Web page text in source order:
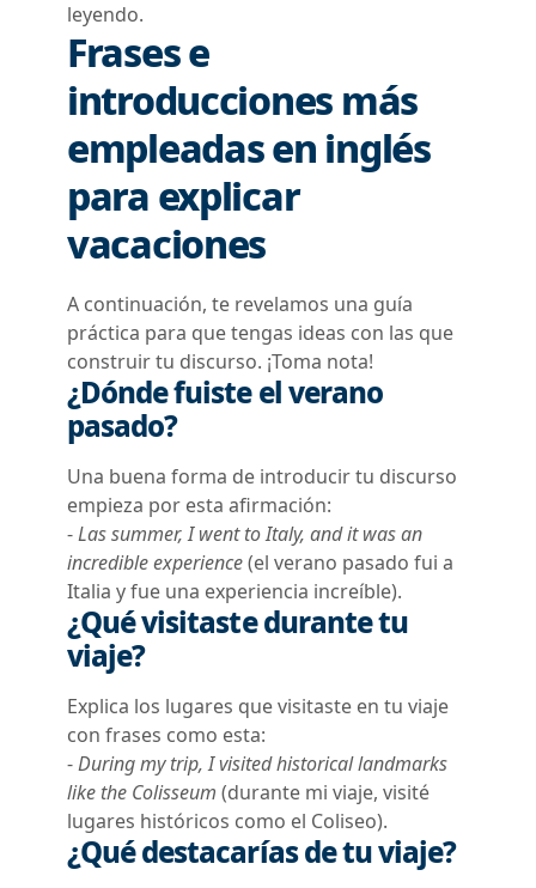
leyendo.
Frases e
introducciones más
empleadas en inglés
para explicar
vacaciones
A continuación, te revelamos una guía
práctica para que tengas ideas con las que
construir tu discurso. ¡Toma nota!
¿Dónde fuiste el verano
pasado?
Una buena forma de introducir tu discurso
empieza por esta afirmación:
-Las summer, I went to Italy, and it was an
incredible experience(el verano pasado fui a
Italia y fue una experiencia increíble).
¿Qué visitaste durante tu
viaje?
Explica los lugares que visitaste en tu viaje
con frases como esta:
-During my trip, I visited historical landmarks
like the Colisseum (durante mi viaje, visité
lugares históricos como el Coliseo).
¿Qué destacarías de tu viaje?